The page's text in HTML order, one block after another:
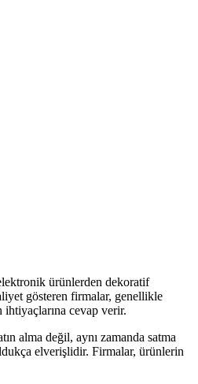
ürünlerden dekoratif
gösteren firmalar, genellikle
cevap verir.
alma değil, aynı zamanda satma
elverişlidir. Firmalar, ürünlerin